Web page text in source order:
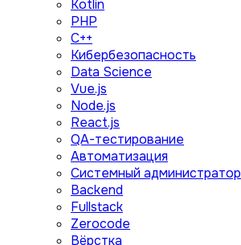
Kotlin
PHP
C++
Кибербезопасность
Data Science
Vue.js
Node.js
React.js
QA-тестирование
Автоматизация
Системный администратор
Backend
Fullstack
Zerocode
Вёрстка